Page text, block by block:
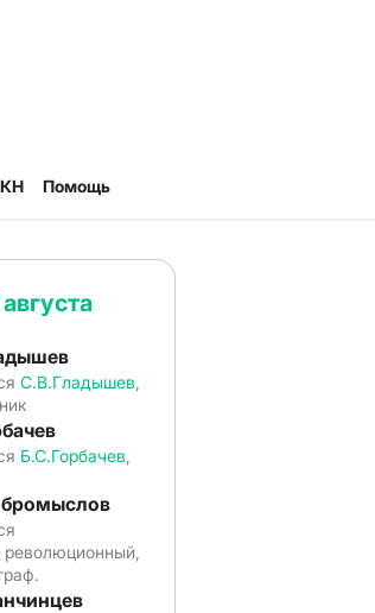
Помощь
С.В.Гладышев
Б.С.Горбачев
, революционный,